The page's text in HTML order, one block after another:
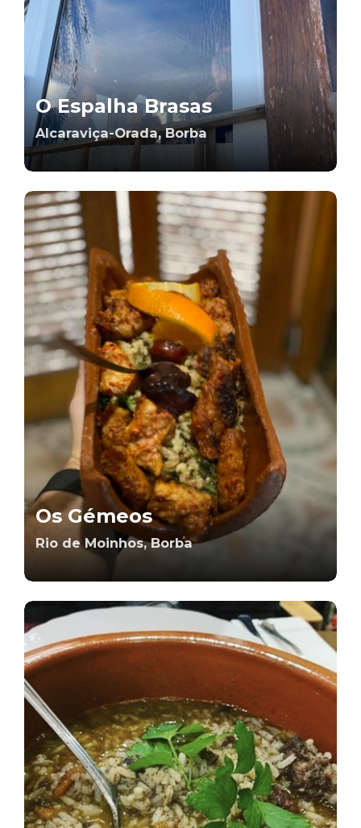
O Espalha Brasas
Alcaraviça-Orada, Borba
Os Gémeos
Rio de Moinhos, Borba